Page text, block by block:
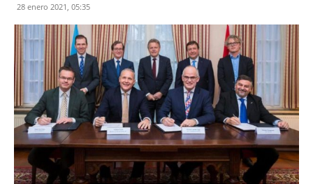
28 enero 2021, 05:35